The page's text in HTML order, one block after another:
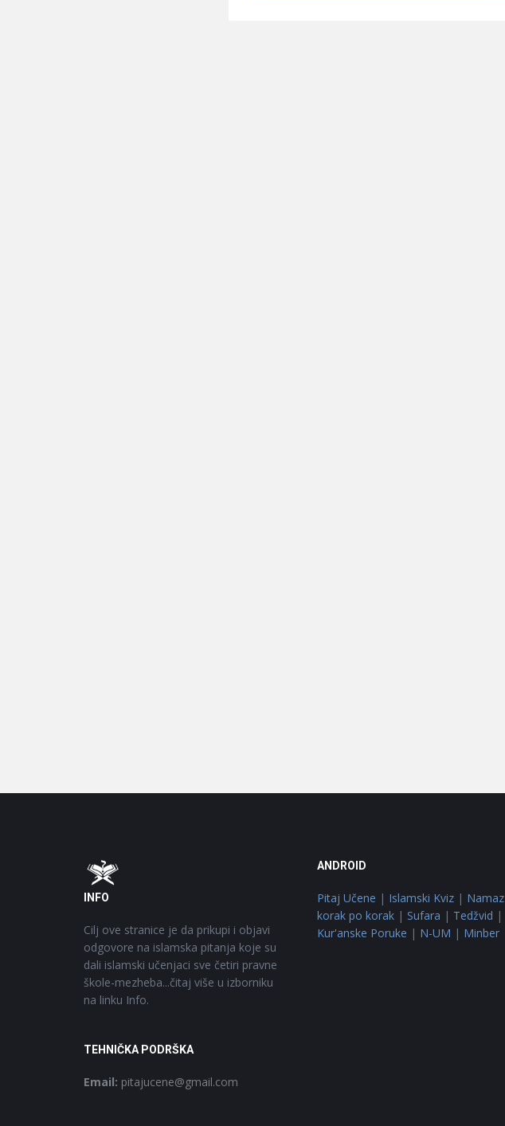
Footer
INFO
Cilj ove stranice je da prikupi i objavi
odgovore na islamska pitanja koje su
dali islamski učenjaci sve četiri pravne
škole-mezheba...čitaj više u izborniku
na linku Info.
TEHNIČKA PODRŠKA
Email: pitajucene@gmail.com
ANDROID
Pitaj Učene | Islamski Kviz| Namaz
korak po korak| Sufara | Tedžvid |
Kur'anske Poruke | N-UM | Minber